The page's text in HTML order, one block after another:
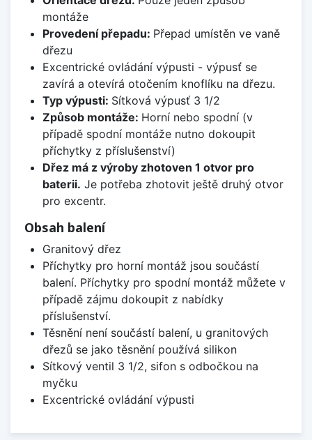
montáže
Provedení přepadu: Přepad umístěn ve vaně
dřezu
Excentrické ovládání výpusti - výpusť se
zavírá a otevírá otočením knoflíku na dřezu.
Typ výpusti: Sítková výpusť 3 1/2
Způsob montáže: Horní nebo spodní (v
případě spodní montáže nutno dokoupit
příchytky z příslušenství)
Dřez má z výroby zhotoven 1 otvor pro
baterii. Je potřeba zhotovit ještě druhý otvor
pro excentr.
Obsah balení
Granitový dřez
Příchytky pro horní montáž jsou součástí
balení. Příchytky pro spodní montáž můžete v
případě zájmu dokoupit z nabídky
příslušenství.
Těsnění není součástí balení, u granitových
dřezů se jako těsnění používá silikon
Sítkový ventil 3 1/2, sifon s odbočkou na
myčku
Excentrické ovládání výpusti